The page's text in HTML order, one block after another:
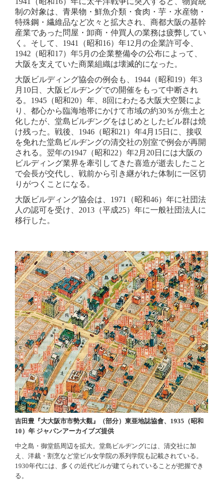
制の対象は、青果物・鮮魚介類・食肉・芋・水産物・
特殊鋼・繊維品など次々と拡大され、商都大阪の基幹
産業であった問屋・卸商・仲買人の業務は疲弊してい
く。そして、1941（昭和16）年12月の企業許可令、
1942（昭和17）年5月の企業整備令の公布によって、
大阪を支えていた商業組織は壊滅的になった。
大阪ビルディング協会の例会も、1944（昭和19）年3
月10日、大阪ビルヂングでの開催をもって中断され
る。1945（昭和20）年、8回にわたる大阪大空襲によ
り、都心から臨海地帯にかけて市域の約30％が焦土と
化したが、堂島ビルヂングをはじめとしたビル群は焼
け残った。戦後、1946（昭和21）年4月15日に、接収
を免れた堂島ビルヂングの清交社の別室で例会が再開
される。翌年の1947（昭和22）年2月20日には大阪の
ビルディング業界を牽引してきた喜造が逝去したこと
で会長が交代し、戦前から引き継がれた体制に一区切
りがつくことになる。
大阪ビルディング協会は、1971（昭和46）年に社団法
人の認可を受け、2013（平成25）年に一般社団法人に
移行した。
吉田豊『大大阪市市勢大觀』（部分）東亜地誌協會、1935（昭和
10）年 ジャパンアーカイブズ提供
中之島・御堂筋周辺を拡大。堂島ビルヂングには、清交社に加
え、洋裁・割烹など堂ビル女学院の系列学院も記載されている。
1930年代には、多くの近代ビルが建てられていることが把握でき
る。